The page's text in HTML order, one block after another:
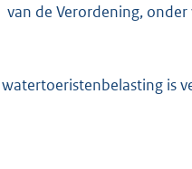
de Verordening,
is